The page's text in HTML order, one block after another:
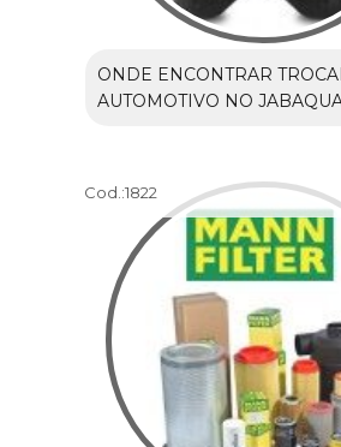
ONDE ENCONTRAR
AUTOMOTIVO NO
Cod.:1822